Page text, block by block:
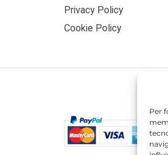
Per
Privacy Policy
Cookie Policy